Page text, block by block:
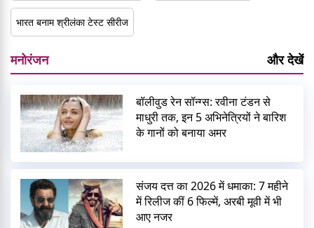
भारत बनाम श्रीलंका टेस्ट सीरीज
मनोरंजन और देखें
बॉलीवुड रेन सॉन्ग्स: रवीना टंडन से
माधुरी तक, इन 5 अभिनेत्रियों ने बारिश
के गानों को बनाया अमर
संजय दत्त का 2026 में धमाका: 7 महीने
में रिलीज कीं 6 फिल्में, अरबी मूवी में भी
आए नजर